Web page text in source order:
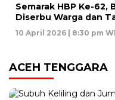
Semarak HBP Ke-
Diserbu Warga dan
10 April 2026 | 8:30 pm
ACEH TENGGARA